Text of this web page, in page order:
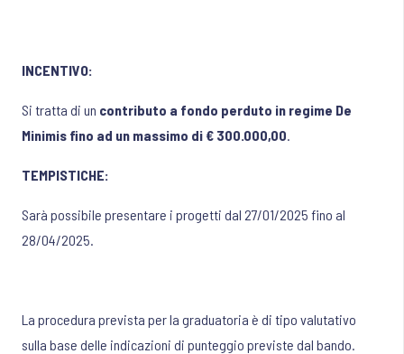
INCENTIVO:
Si tratta di un contributo a fondo perduto in regime De
Minimis fino ad un massimo di € 300.000,00.
TEMPISTICHE:
Sarà possibile presentare i progetti dal 27/01/2025 fino al
28/04/2025.
La procedura prevista per la graduatoria è di tipo valutativo
sulla base delle indicazioni di punteggio previste dal bando.